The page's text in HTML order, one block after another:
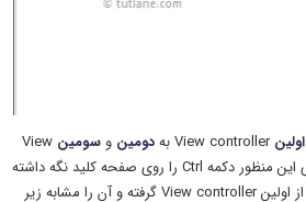
اولینView controller به دومین و سومین View
controller برقرار می کنیم. برای این منظور دکمه Ctrl را روی صفحه کلید نگه داشته
(تنظیمات) را از اولین View controller گرفته و آن را مشابه زیر